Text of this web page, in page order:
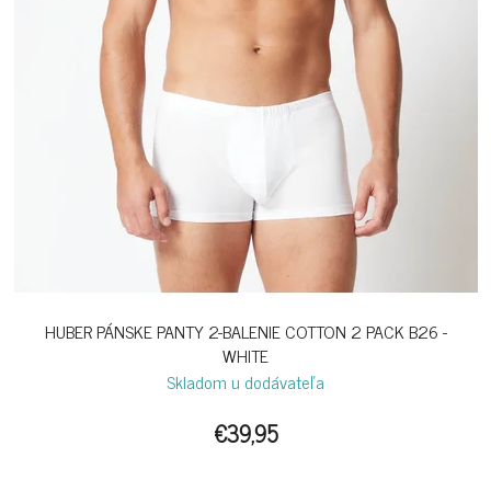
HUBER PÁNSKE PANTY 2-BALENIE COTTON 2 PACK B26 -
WHITE
Skladom u dodávateľa
€39,95